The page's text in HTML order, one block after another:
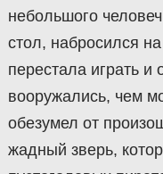
небольшого
стол, набросился
перестала играть
вооружались, чем
обезумел от
жадный зверь,